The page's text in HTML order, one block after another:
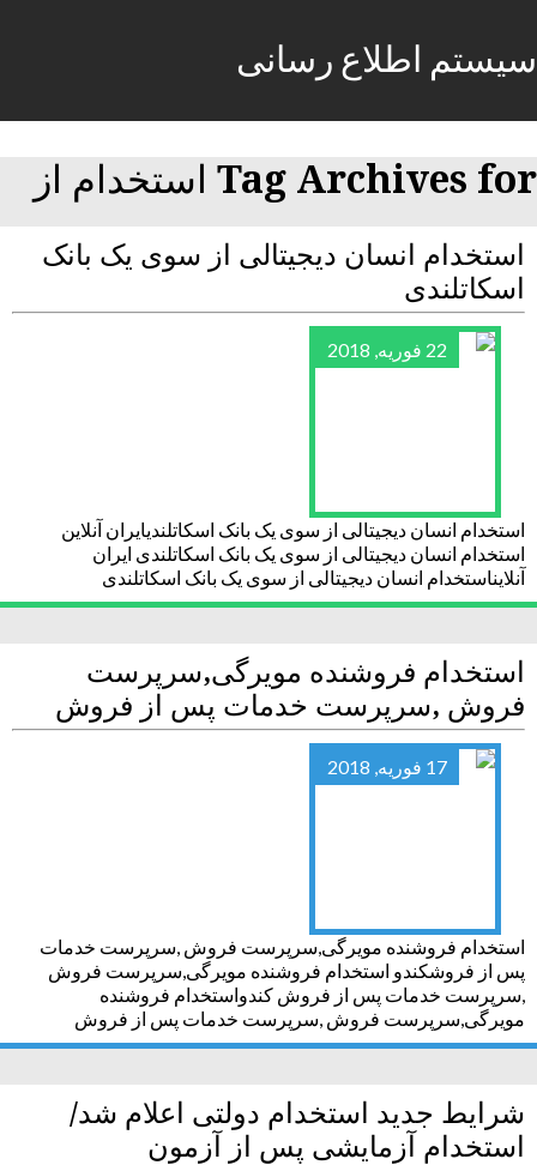
سیستم اطلاع رسانی
Tag Archives for استخدام از
استخدام انسان دیجیتالی از سوی یک بانک
اسکاتلندی
22 فوریه, 2018
استخدام انسان دیجیتالی از سوی یک بانک اسکاتلندیایران آنلاین
استخدام انسان دیجیتالی از سوی یک بانک اسکاتلندی ایران
آنلایناستخدام انسان دیجیتالی از سوی یک بانک اسکاتلندی
استخدام فروشنده مویرگی,سرپرست
فروش ,سرپرست خدمات پس از فروش
17 فوریه, 2018
استخدام فروشنده مویرگی,سرپرست فروش ,سرپرست خدمات
پس از فروشکندو استخدام فروشنده مویرگی,سرپرست فروش
,سرپرست خدمات پس از فروش کندواستخدام فروشنده
مویرگی,سرپرست فروش ,سرپرست خدمات پس از فروش
شرایط جدید استخدام دولتی اعلام شد/
استخدام آزمایشی پس از آزمون